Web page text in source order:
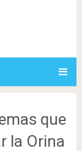
que
la Orina